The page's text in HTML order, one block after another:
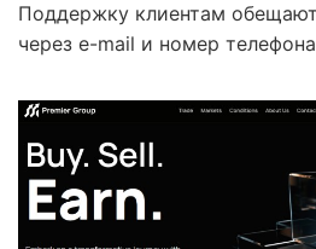
Поддержку клиентам
через e-mail и номер